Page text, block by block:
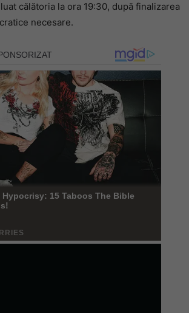
călătoria la ora 19:30, după finalizarea
necesare.